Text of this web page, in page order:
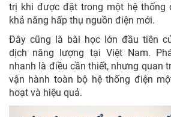
trị khi được đặt trong một hệ thống
khả năng hấp thụ nguồn điện mới.
Đây cũng là bài học lớn đầu tiên
dịch năng lượng tại Việt Nam.
nhanh là điều cần thiết, nhưng quan
vận hành toàn bộ hệ thống điện
hoạt và hiệu quả.